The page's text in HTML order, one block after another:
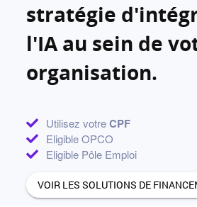
stratégie
l'IA au sein de
organisation.
Utilisez votreCPF
Eligible OPCO
Eligible Pôle Emploi
VOIR LES SOLUTIONS DE